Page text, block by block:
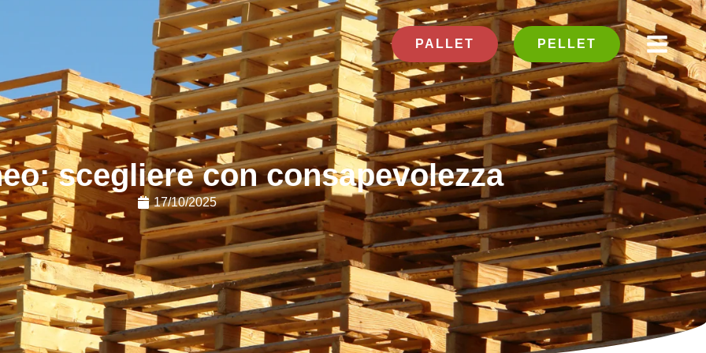
PALLET PELLET
MAIN
MENU
scegliere con consapevolezza
17/10/2025